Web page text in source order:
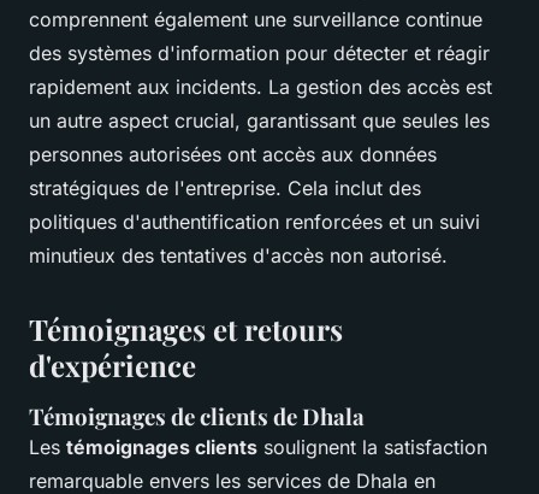
comprennent également une surveillance continue
des systèmes d'information pour détecter et réagir
rapidement aux incidents. La gestion des accès est
un autre aspect crucial, garantissant que seules les
personnes autorisées ont accès aux données
stratégiques de l'entreprise. Cela inclut des
politiques d'authentification renforcées et un suivi
minutieux des tentatives d'accès non autorisé.
Témoignages et retours
d'expérience
Témoignages de clients de Dhala
Les témoignages clients soulignent la satisfaction
remarquable envers les services de Dhala en